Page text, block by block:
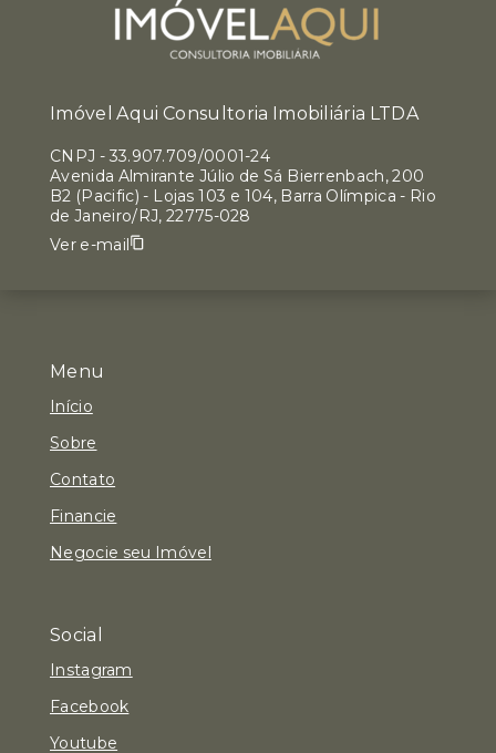
Menu
Início
Sobre
Contato
Financie
Negocie seu Imóvel
Social
Instagram
Facebook
Youtube
Imóvel Aqui Consultoria Imobiliária LTDA
CNPJ - 33.907.709/0001-24
Avenida Almirante Júlio de Sá Bierrenbach, 200
B2 (Pacific) - Lojas 103 e 104, Barra Olímpica - Rio
de Janeiro/RJ, 22775-028
Ver e-mail